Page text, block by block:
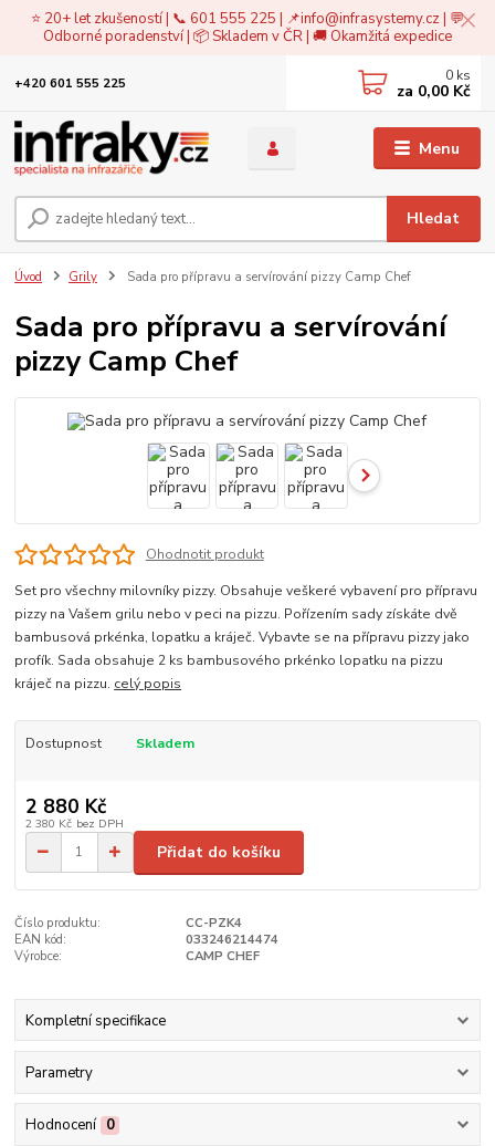
⭐ 20+ let zkušeností | 📞 601 555 225 | 📌info@infrasystemy.cz| 💬
Odborné poradenství | 📦 Skladem v ČR | 🚚 Okamžitá expedice
Menu
Hledat
+420 601 555 225 0 ks
za 0,00 Kč
Úvod Grily Sada pro přípravu a servírování pizzy Camp Chef
Sada pro přípravu a servírování
pizzy Camp Chef
Ohodnotit produkt
Set pro všechny milovníky pizzy. Obsahuje veškeré vybavení pro přípravu
pizzy na Vašem grilu nebo v peci na pizzu. Pořízením sady získáte dvě
bambusová prkénka, lopatku a kráječ. Vybavte se na přípravu pizzy jako
profík. Sada obsahuje 2 ks bambusového prkénko lopatku na pizzu
kráječ na pizzu. celý popis
Dostupnost Skladem
2 880 Kč
2 380 Kč bez DPH
Přidat do košíku
Číslo produktu:
CC-PZK4
EAN kód:
033246214474
Výrobce:
CAMP CHEF
Kompletní specifikace
Parametry
Hodnocení 0